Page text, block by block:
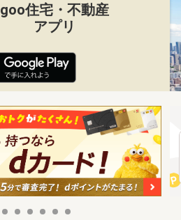
goo住宅・不動産
アプリ